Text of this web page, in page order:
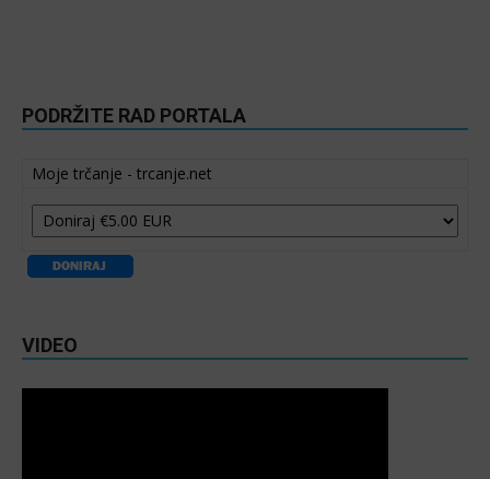
PODRŽITE RAD PORTALA
Moje trčanje - trcanje.net
VIDEO